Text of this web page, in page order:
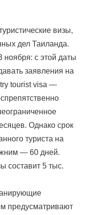
визы,
дел Таиланда.
ноября: с этой даты
заявления на
tourist visa —
Однако срок
туриста на
— 60 дней.
составит 5 тыс.
предусматривают